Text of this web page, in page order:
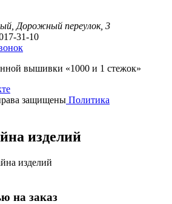
Дорожный переулок, 3
31-10
вышивки «1000 и 1 стежок»
защищены Политика
изделий
изделий
на заказ